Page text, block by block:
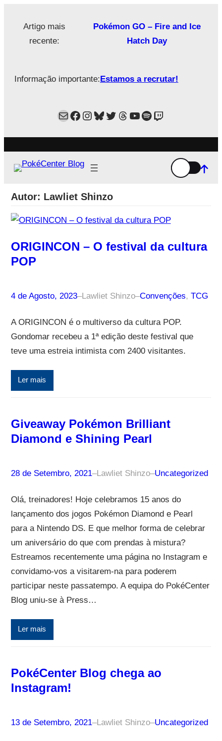
Artigo mais
recente:
Pokémon GO – Fire and Ice
Hatch Day
Informação importante:Estamos a recrutar!
MailFacebook
Instagram
Bluesky
Twitter
Estamos no Threads!
YouTube
Spotify
Twitch
Autor: Lawliet Shinzo
ORIGINCON – O festival da cultura
POP
4 de Agosto, 2023–Lawliet Shinzo–Convenções, TCG
A ORIGINCON é o multiverso da cultura POP.
Gondomar recebeu a 1ª edição deste festival que
teve uma estreia intimista com 2400 visitantes.
Ler mais
Giveaway Pokémon Brilliant
Diamond e Shining Pearl
28 de Setembro, 2021–Lawliet Shinzo–Uncategorized
Olá, treinadores! Hoje celebramos 15 anos do
lançamento dos jogos Pokémon Diamond e Pearl
para a Nintendo DS. E que melhor forma de celebrar
um aniversário do que com prendas à mistura?
Estreamos recentemente uma página no Instagram e
convidamo-vos a visitarem-na para poderem
participar neste passatempo. A equipa do PokéCenter
Blog uniu-se à Press…
Ler mais
PokéCenter Blog chega ao
Instagram!
13 de Setembro, 2021–Lawliet Shinzo–Uncategorized